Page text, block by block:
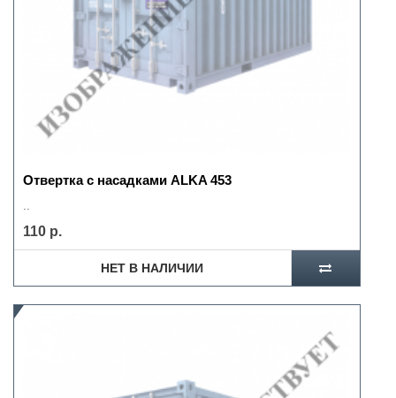
Отвертка с насадками ALKA 453
110 р.
НЕТ В НАЛИЧИИ